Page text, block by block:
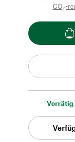
CO₂-
Vorrätig,